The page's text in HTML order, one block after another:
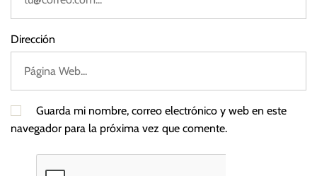
Dirección
Guarda mi nombre, correo electrónico y web en este
navegador para la próxima vez que comente.